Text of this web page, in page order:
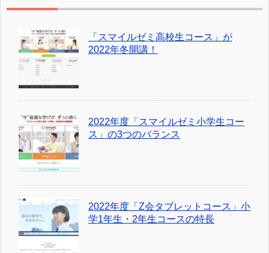
「スマイルゼミ高校生コース」が
2022年冬開講！
2022年度「スマイルゼミ小学生コー
ス」の3つのバランス
2022年度「Z会タブレットコース」小
学1年生・2年生コースの特長